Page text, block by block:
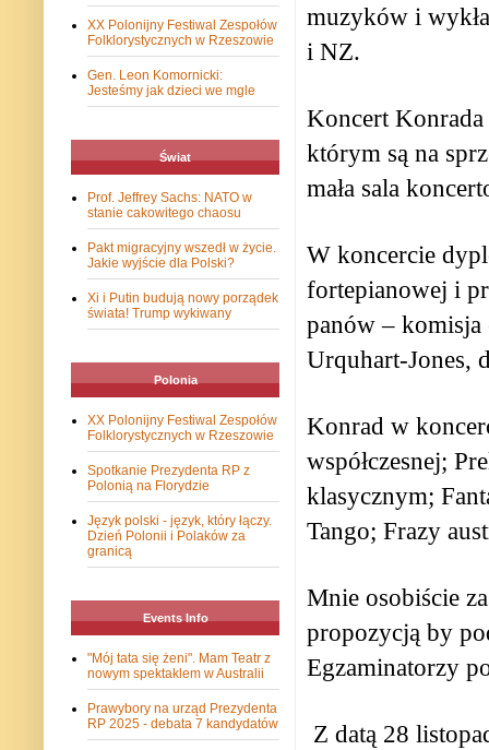
muzyków i
i NZ.
Koncert
którym są na
mała sala
W koncercie
fortepianowej i
panów –
Urquhart-Jones,
Konrad w
współczesnej;
klasycznym;
Tango; Frazy
Mnie osobiście
propozycją by
Egzaminatorzy
Z datą 28
XX Polonijny Festiwal Zespołów
Folklorystycznych w Rzeszowie
Gen. Leon Komornicki:
Jesteśmy jak dzieci we mgle
Świat
Prof. Jeffrey Sachs: NATO w
stanie cakowitego chaosu
Pakt migracyjny wszedł w życie.
Jakie wyjście dla Polski?
Xi i Putin budują nowy porządek
świata! Trump wykiwany
Polonia
XX Polonijny Festiwal Zespołów
Folklorystycznych w Rzeszowie
Spotkanie Prezydenta RP z
Polonią na Florydzie
Język polski - język, który łączy.
Dzień Polonii i Polaków za
granicą
Events Info
"Mój tata się żeni". Mam Teatr z
nowym spektaklem w Australii
Prawybory na urząd Prezydenta
RP 2025 - debata 7 kandydatów